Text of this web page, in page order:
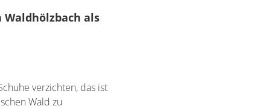
als
verzichten, das ist
Wald zu